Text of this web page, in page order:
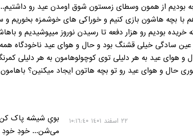
بودیم از همون وسطای زمستون شوق اومدن عید رو داشتیم...
هم با بچه هاشون بازی کنیم و خوراکی های خوشمزه بخوریم
خریده بودیم رو هزار دفعه تا رسیدن نوروز میپوشیدیم و
سادگی خیلی قشنگ بود و حال و هوای عید ناخودگاه همه
و هوای عید به هر دلیلی توی کوچولوهامون به هر دلیلی
حال و هوای عید رو تو بچه هاتون ایجاد میکنین؟
٢٢ اسفند ١٤۰١ ١۰:١٦:٤۰
بویِ شیشه پاک کن
می‌شن... خودِ خودِ